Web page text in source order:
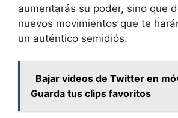
aumentarás su poder, sino que
nuevos movimientos que te
un auténtico semidiós.
Bajar videos de Twitter en
Guarda tus clips favoritos